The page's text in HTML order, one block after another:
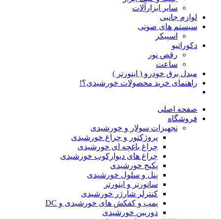
سایر ابزارآلات
لوازم جانبی
سیستم های صوتی
اسپیکر
دکوراتیو
رقص نور
ساعت
مبدل برق خودرو ( اینورتر )
راهنمای خرید محصولات خورشیدی؟!
صفحه اصلی
فروشگاه
تجهیزات سولار و خورشیدی
پروژکتور و چراغ خورشیدی
چراغ باغچه ای خورشیدی
چراغ های دیوارکوب خورشیدی
پکیج خورشیدی
پنل و سلول خورشیدی
سانورتر و اینورتر
کنترلر شارژر خورشیدی
پمپ و کفکش های خورشیدی و DC
دوربین خورشیدی